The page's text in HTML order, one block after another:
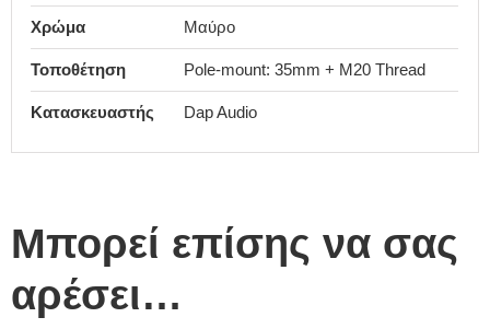
Χρώμα Μαύρο
Τοποθέτηση Pole-mount: 35mm + M20 Thread
Κατασκευαστής Dap Audio
Μπορεί επίσης να σας
αρέσει…